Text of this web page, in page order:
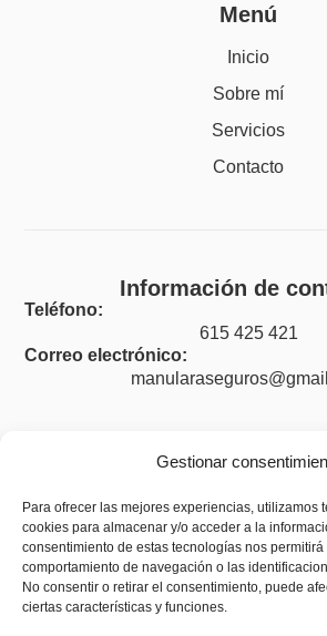
Gestionar
Para ofrecer las mejores experiencias, utilizamos
cookies para almacenar y/o acceder a la
consentimiento de estas tecnologías nos permitirá
comportamiento de navegación o las
No consentir o retirar el consentimiento, puede
ciertas características y funciones.
Menú
Inicio
Sobre mí
Servicios
Contacto
Información de
Teléfono:
615 425 421
Correo electrónico:
Aviso legal
Política de
Accesibilidad